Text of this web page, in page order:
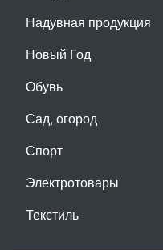
Надувная продукция
Новый Год
Обувь
Сад, огород
Спорт
Электротовары
Текстиль